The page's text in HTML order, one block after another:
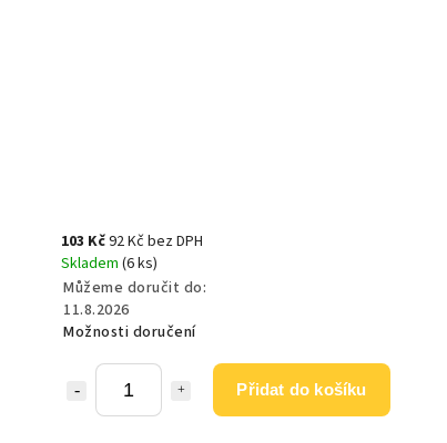
103 Kč92 Kč bez DPH
Skladem (6 ks)
Můžeme doručit do:
11.8.2026
Možnosti doručení
Přidat do košíku